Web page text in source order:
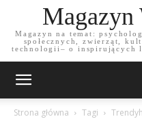
Magazyn
Magazyn na temat:
społecznych, zwierząt,
technologii– o inspirujących
Strona główna Tagi